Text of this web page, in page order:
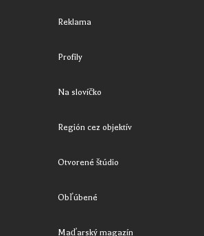
Reklama
Profily
Na slovíčko
Región cez objektív
Otvorené štúdio
Obľúbené
Maďarský magazín